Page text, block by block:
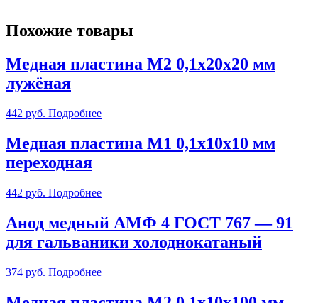
Похожие товары
Медная пластина М2 0,1х20х20 мм
лужёная
442 руб. Подробнее
Медная пластина М1 0,1х10х10 мм
переходная
442 руб. Подробнее
Анод медный АМФ 4 ГОСТ 767 — 91
для гальваники холоднокатаный
374 руб. Подробнее